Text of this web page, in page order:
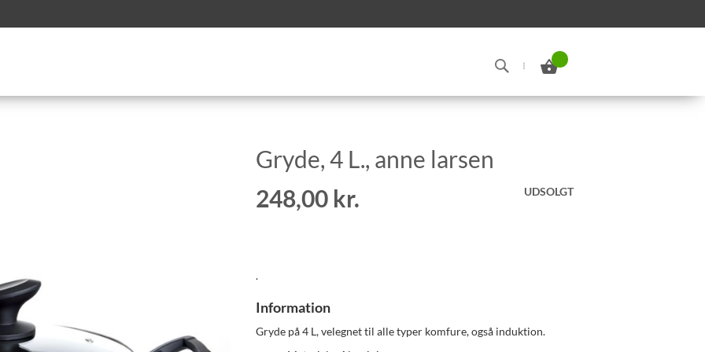
Min indkøbskurv
Search
Gryde, 4 L., anne larsen
248,00 kr.
UDSOLGT
.
Information
Gryde på 4 L, velegnet til alle typer komfure, også induktion.